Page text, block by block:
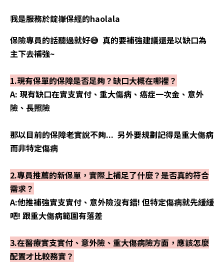
我是服務於錠嵂保經的haolala
保險專員的話聽過就好😅 真的要補強建議還是以缺口為
主下去補強~
1.現有保單的保障是否足夠？缺口大概在哪裡？
A: 現有缺口在實支實付、重大傷病、癌症一次金、意外
險、長照險
那以目前的保障老實說不夠... 另外要規劃記得是重大傷病
而非特定傷病
2.專員推薦的新保單，實際上補足了什麼？是否真的符合
需求？
A:他推補強實支實付、意外險沒有錯! 但特定傷病就先緩緩
吧! 跟重大傷病範圍有落差
3.在醫療實支實付、意外險、重大傷病險方面，應該怎麼
配置才比較務實？